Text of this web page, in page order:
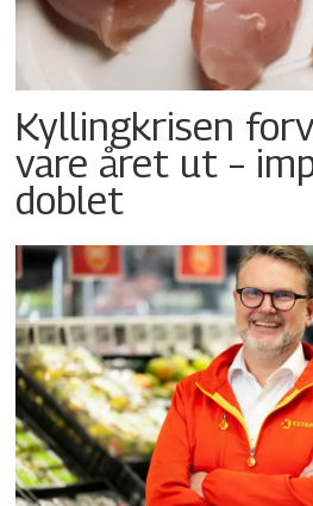
Kyllingkrisen
vare året ut –
doblet